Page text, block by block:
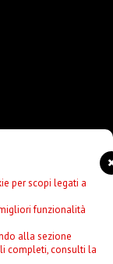
per scopi legati a
funzionalità
alla sezione
completi, consulti la